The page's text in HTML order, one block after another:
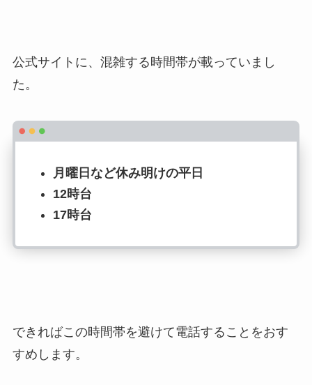
公式サイトに、混雑する時間帯が載っていまし
た。
月曜日など休み明けの平日
12時台
17時台
できればこの時間帯を避けて電話することをおす
すめします。